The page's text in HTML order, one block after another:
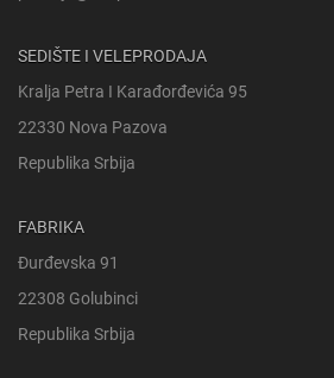
SEDIŠTE I VELEPRODAJA
Kralja Petra I Karađorđevića 95
22330 Nova Pazova
Republika Srbija
FABRIKA
Đurđevska 91
22308 Golubinci
Republika Srbija